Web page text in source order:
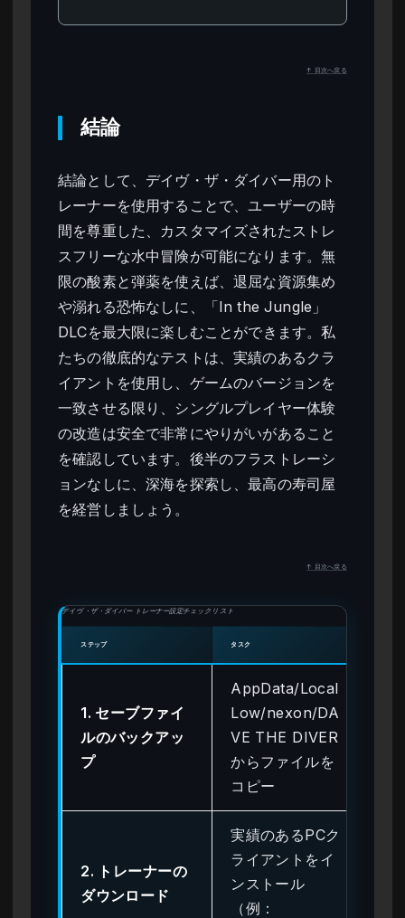
↑ 目次へ戻る
結論
結論として、デイヴ・ザ・ダイバー用のト
レーナーを使用することで、ユーザーの時
間を尊重した、カスタマイズされたストレ
スフリーな水中冒険が可能になります。無
限の酸素と弾薬を使えば、退屈な資源集め
や溺れる恐怖なしに、「In the Jungle」
DLCを最大限に楽しむことができます。私
たちの徹底的なテストは、実績のあるクラ
イアントを使用し、ゲームのバージョンを
一致させる限り、シングルプレイヤー体験
の改造は安全で非常にやりがいがあること
を確認しています。後半のフラストレーシ
ョンなしに、深海を探索し、最高の寿司屋
を経営しましょう。
↑ 目次へ戻る
デイヴ・ザ・ダイバー トレーナー設定チェックリスト
ステップ タスク
1. セーブファイ
ルのバックアッ
プ
AppData/Local
Low/nexon/DA
VE THE DIVER
からファイルを
コピー
2. トレーナーの
ダウンロード
実績のあるPCク
ライアントをイ
ンストール
（例：